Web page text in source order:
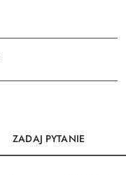
ZADAJ PYTANIE